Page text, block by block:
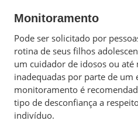
Monitoramento
Pode ser solicitado por
rotina de seus filhos
um cuidador de idosos ou
inadequadas por parte de um
monitoramento é
tipo de desconfiança a
indivíduo.